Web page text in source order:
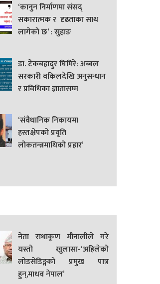
‘कानुन निर्माणमा संसद्
सकारात्मक र दृढताका साथ
लागेको छ’ : सुहाङ
डा. टेकबहादुर घिमिरे: अब्बल
सरकारी वकिलदेखि अनुसन्धान
र प्रविधिका ज्ञातासम्म
‘संवैधानिक निकायमा
हस्तक्षेपको प्रवृति
लोकतन्त्रमाथिको प्रहार’
नेता राधाकृण मौनालीले गरे
यस्तो खुलासा-‘अहिलेको
लोडसेडिङ्गको प्रमुख पात्र
हुन्,माधव नेपाल’